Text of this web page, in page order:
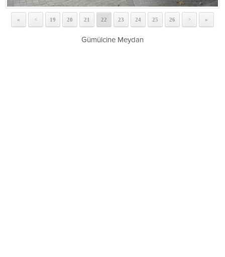
« < 19 20 21 22 23 24 25 26 > »
Gümülcine Meydan